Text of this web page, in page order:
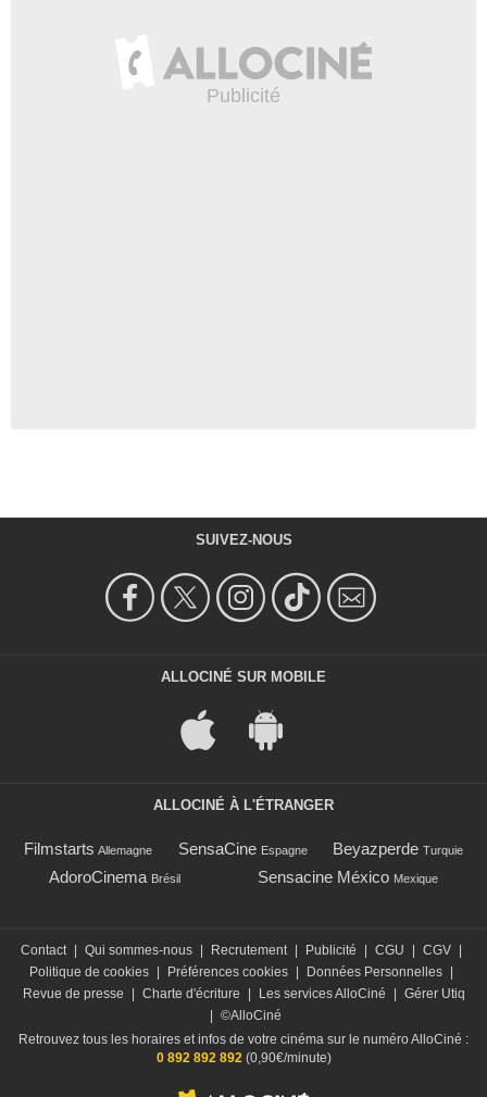
SUIVEZ-NOUS
ALLOCINÉ SUR MOBILE
ALLOCINÉ À L'ÉTRANGER
Filmstarts Allemagne SensaCine Espagne Beyazperde Turquie
AdoroCinema Brésil Sensacine México Mexique
Contact Qui sommes-nous Recrutement Publicité CGU CGV
Politique de cookies
Préférences cookies Données Personnelles
Revue de presse
Charte d'écriture Les services AlloCiné
Gérer Utiq
©AlloCiné
Retrouvez tous les horaires et infos de votre cinéma sur le numéro AlloCiné :
0 892 892 892(0,90€/minute)